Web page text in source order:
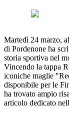
Martedì 24 marzo,
di Pordenone ha
storia
Vincendo la tappa
iconiche maglie
disponibile per le
ha trovato ampio
articolo dedicato